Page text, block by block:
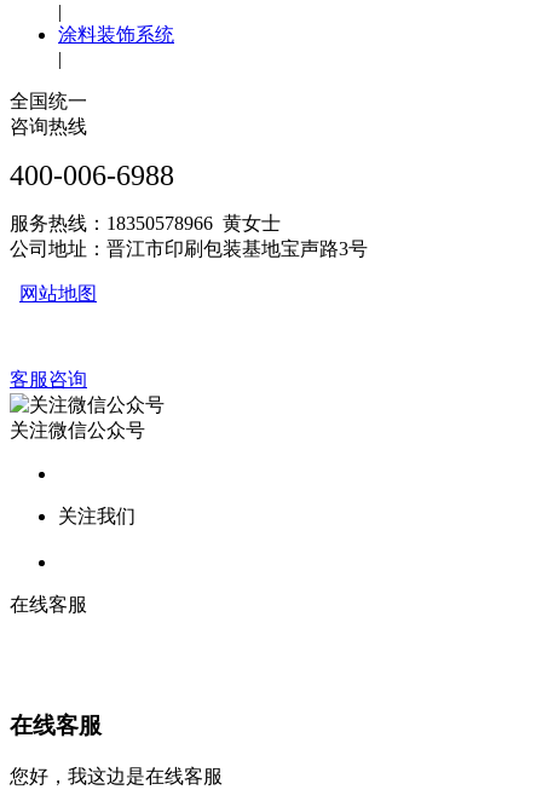
|
涂料装饰系统
|
全国统一
咨询热线
400-006-6988
服务热线：18350578966 黄女士
公司地址：晋江市印刷包装基地宝声路3号
网站地图
客服咨询
关注微信公众号
关注我们
在线客服
在线客服
您好，我这边是在线客服